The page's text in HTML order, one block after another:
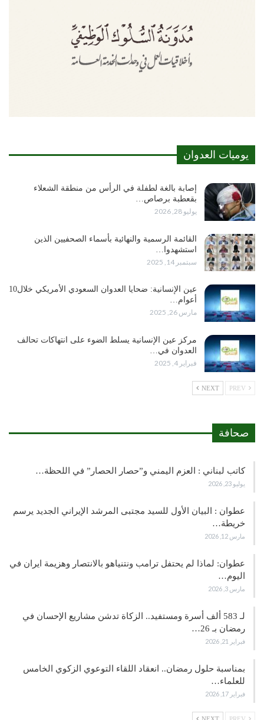
يوميات العدوان
إصابة بالغة لطفلة في الرأس من منطقة الشعلاء
بقعطبة برصاص…
يوليو 28, 2026
القائمة الرسمية والنهائية بأسماء الصحفيين الذين
استشهدوا…
سبتمبر 14, 2025
عين الإنسانية: ضحايا العدوان السعودي الأمريكي خلال10
أعوام…
مارس 26, 2025
مركز عين الإنسانية يسلط الضوء على انتهاكات تحالف
العدوان في…
فبراير 4, 2025
NEXT
صحافة
كاتب لبناني : العزم اليمني و”حصار الحصار” في اللحظة…
يوليو 23, 2026
عطوان : البيان الأول للسيد مجتبى المرشد الإيراني الجديد يرسم
خريطة…
مارس 12, 2026
عطوان: لماذا لم يحتفل ترامب ونتنياهو بالانتصار وهزيمة ايران في
اليوم…
مارس 3, 2026
لـ 583 ألف أسرة ومستفيد.. الزكاة تدشن مشاريع الإحسان في
رمضان بـ 26…
فبراير 21, 2026
بمناسبة حلول رمضان.. انعقاد اللقاء التوعوي الزكوي الخامس
للعلماء…
فبراير 17, 2026